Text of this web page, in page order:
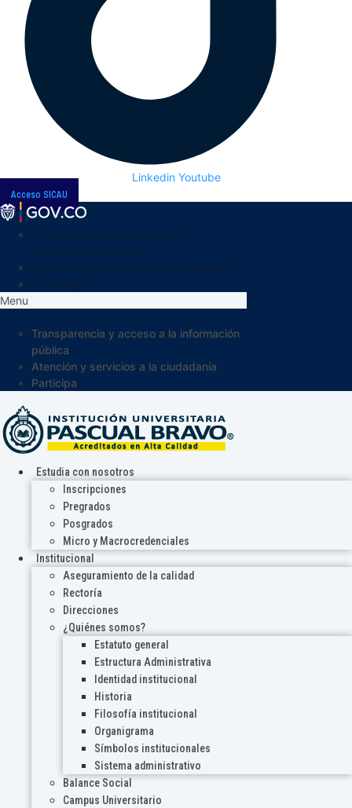
Linkedin Youtube
Acceso SICAU
Menu
Transparencia y acceso a la información
pública
Atención y servicios a la ciudadanía
Participa
Estudia con nosotros
Inscripciones
Pregrados
Posgrados
Micro y Macrocredenciales
Institucional
Aseguramiento de la calidad
Rectoría
Direcciones
¿Quiénes somos?
Estatuto general
Estructura Administrativa
Identidad institucional
Historia
Filosofía institucional
Organigrama
Símbolos institucionales
Sistema administrativo
Balance Social
Campus Universitario